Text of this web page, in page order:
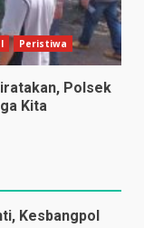
Peristiwa
Polsek
Kita
Kesbangpol